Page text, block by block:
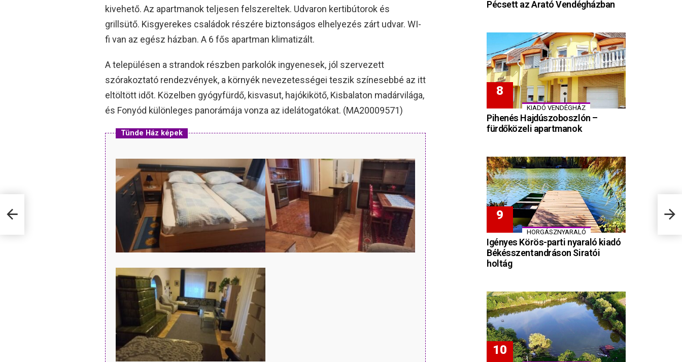
kivehető. Az apartmanok teljesen felszereltek. Udvaron kertibútorok és
grillsütő. Kisgyerekes családok részére biztonságos elhelyezés zárt udvar. WI-
fi van az egész házban. A 6 fős apartman klimatizált.
A településen a strandok részben parkolók ingyenesek, jól szervezett
szórakoztató rendezvények, a környék nevezetességei teszik színesebbé az itt
eltöltött időt. Közelben gyógyfürdő, kisvasut, hajókikötő, Kisbalaton madárvilága,
és Fonyód különleges panorámája vonza az idelátogatókat. (MA20009571)
Tünde Ház képek
re
Pécsett az Arató Vendégházban
KIADÓ VENDÉGHÁZ
Pihenés Hajdúszoboszlón –
fürdőközeli apartmanok
HORGÁSZNYARALÓ
Igényes Körös-parti nyaraló kiadó
Békésszentandráson Siratói
holtág